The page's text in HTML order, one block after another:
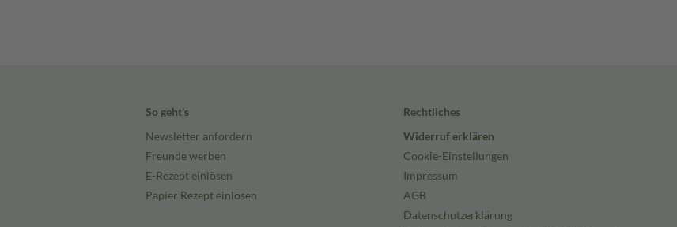
So geht's
Newsletter anfordern
Freunde werben
E-Rezept einlösen
Papier Rezept einlösen
Rechtliches
Widerruf erklären
Cookie-Einstellungen
Impressum
AGB
Datenschutzerklärung